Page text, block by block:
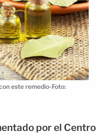
este remedio-Foto:
por el Centro